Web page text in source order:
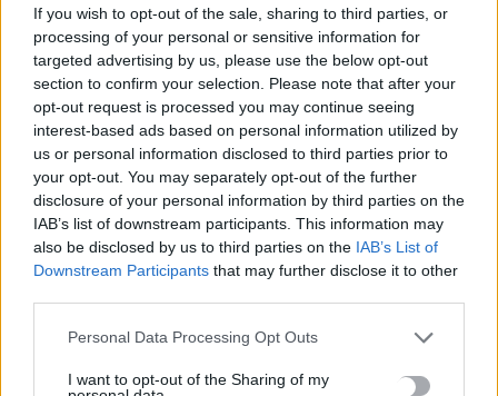
If you wish to opt-out of the sale, sharing to third parties, or
processing of your personal or sensitive information for
targeted advertising by us, please use the below opt-out
section to confirm your selection. Please note that after your
opt-out request is processed you may continue seeing
interest-based ads based on personal information utilized by
us or personal information disclosed to third parties prior to
your opt-out. You may separately opt-out of the further
disclosure of your personal information by third parties on the
IAB’s list of downstream participants. This information may
also be disclosed by us to third parties on the IAB’s List of
Downstream Participants that may further disclose it to other
Personal Data Processing Opt Outs
I want to opt-out of the Sharing of my
Πότε πληρώνονται οι συντάξεις Σεπτεμβρίου
7 Αυγούστου, 2026
Ξεκινούν οι ετήσιες Καλοκαιρινές Εκθέσεις του Φεστιβάλ
Κινηματογράφου Χανίων
7 Αυγούστου, 2026
Ισπανία: Απολιθώματα αποκαλύπτουν ότι οι πρώτοι
Ευρωπαίοι ίσως ασκούσαν κανιβαλισμό
7 Αυγούστου, 2026
Σοκαριστικές αποκαλύψεις του FBI μετά το Μουντιάλ: «Θα
7 Αυγούστου, 2026